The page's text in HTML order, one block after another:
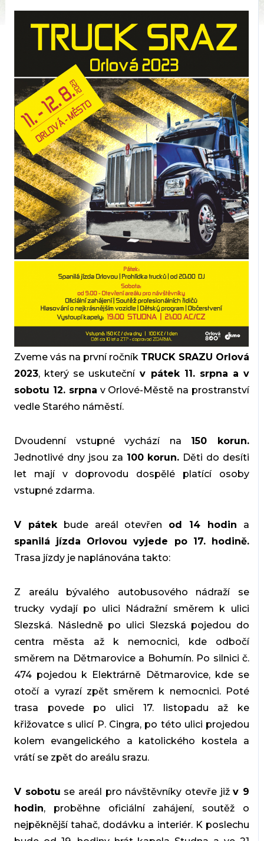
Zveme vás na první ročník TRUCK SRAZU Orlová
2023, který se uskutečnív pátek 11. srpna a v
sobotu 12. srpna v Orlové-Městě na prostranství
vedle Starého náměstí.
Dvoudenní vstupné vychází na 150 korun.
Jednotlivé dny jsou za 100 korun. Děti do desíti
let mají v doprovodu dospělé platící osoby
vstupné zdarma.
V pátekbude areál otevřen od 14 hodin a
spanilá jízda Orlovou vyjede po 17. hodině.
Trasa jízdy je naplánována takto:
Z areálu bývalého autobusového nádraží se
trucky vydají po ulici Nádražní směrem k ulici
Slezská. Následně po ulici Slezská pojedou do
centra města až k nemocnici, kde odbočí
směrem na Dětmarovice a Bohumín. Po silnici č.
474 pojedou k Elektrárně Dětmarovice, kde se
otočí a vyrazí zpět směrem k nemocnici. Poté
trasa povede po ulici 17. listopadu až ke
křižovatce s ulicí P. Cingra, po této ulici projedou
kolem evangelického a katolického kostela a
vrátí se zpět do areálu srazu.
V sobotu se areál pro návštěvníky otevře jižv 9
hodin, proběhne oficiální zahájení, soutěž o
nejpěknější tahač, dodávku a interiér. K poslechu